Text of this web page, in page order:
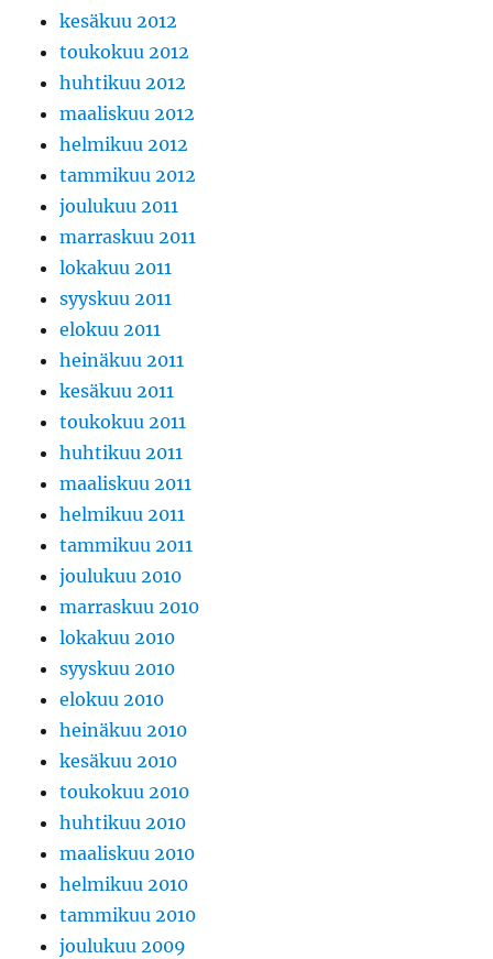
kesäkuu 2012
toukokuu 2012
huhtikuu 2012
maaliskuu 2012
helmikuu 2012
tammikuu 2012
joulukuu 2011
marraskuu 2011
lokakuu 2011
syyskuu 2011
elokuu 2011
heinäkuu 2011
kesäkuu 2011
toukokuu 2011
huhtikuu 2011
maaliskuu 2011
helmikuu 2011
tammikuu 2011
joulukuu 2010
marraskuu 2010
lokakuu 2010
syyskuu 2010
elokuu 2010
heinäkuu 2010
kesäkuu 2010
toukokuu 2010
huhtikuu 2010
maaliskuu 2010
helmikuu 2010
tammikuu 2010
joulukuu 2009